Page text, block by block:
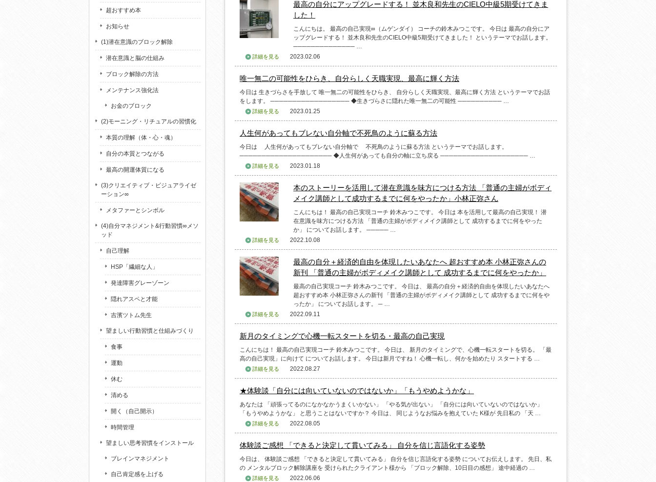
最高の自分にアップグレードする！ 並木良和先生のCIELO中級5期受けてきま
した！
こんにちは。 最高の自己実現∞（ムゲンダイ） コーチの鈴木みつこです。 今日は 最高の自分にア
ップグレードする！ 並木良和先生のCIELO中級5期受けてきました！ というテーマでお話します。
────────────── …
詳細を見る 2023.02.06
唯一無二の可能性をひらき、自分らしく天職実現、最高に輝く方法
今日は 生きづらさを手放して 唯一無二の可能性をひらき、 自分らしく天職実現、最高に輝く方法 というテーマでお話
をします。 ────────────────── ◆生きづらさに隠れた唯一無二の可能性 ────────── …
詳細を見る 2023.01.25
人生何があってもブレない自分軸で不死鳥のように蘇る方法
今日は 人生何があってもブレない自分軸で 不死鳥のように蘇る方法 というテーマでお話します。
───────────────────── ◆人生何があっても自分の軸に立ち戻る ──────────────────── …
詳細を見る 2023.01.18
本のストーリーを活用して潜在意識を味方につける方法 「普通の主婦がボディ
メイク講師として成功するまでに何をやったか」小林正弥さん
こんにちは！ 最高の自己実現コーチ 鈴木みつこです。 今日は 本を活用して最高の自己実現！ 潜
在意識を味方につける方法 「普通の主婦がボディメイク講師として 成功するまでに何をやった
か」 についてお話します。 ───── …
詳細を見る 2022.10.08
最高の自分＋経済的自由を体現したいあなたへ 超おすすめ本 小林正弥さんの
新刊 「普通の主婦がボディメイク講師として 成功するまでに何をやったか」
最高の自己実現コーチ 鈴木みつこです。 今日は、 最高の自分＋経済的自由を体現したいあなたへ
超おすすめ本 小林正弥さんの新刊 「普通の主婦がボディメイク講師として 成功するまでに何をや
ったか」 についてお話します。 ─ …
詳細を見る 2022.09.11
新月のタイミングで心機一転スタートを切る・最高の自己実現
こんにちは！ 最高の自己実現コーチ 鈴木みつこです。 今日は、 新月のタイミングで、心機一転スタートを切る。 「最
高の自己実現」に向けて についてお話します。 今日は新月ですね！ 心機一転し、何かを始めたり スタートする …
詳細を見る 2022.08.27
★体験談「自分には向いていないのではないか」「もうやめようかな」
あなたは 「頑張ってるのになかなかうまくいかない」 「やる気が出ない」 「自分には向いていないのではないか」
「もうやめようかな」 と思うことはないですか？ 今日は、 同じようなお悩みを抱えていた K様が 先日私の 「天 …
詳細を見る 2022.08.05
体験談ご感想 「できると決定して貫いてみる」 自分を信じ言語化する姿勢
今日は、 体験談ご感想 「できると決定して貫いてみる」 自分を信じ言語化する姿勢 についてお伝えします。 先日、私
の メンタルブロック解除講座を 受けられたクライアント様から 「ブロック解除、10日目の感想」 途中経過の …
詳細を見る 2022.06.06
超おすすめ本
お知らせ
(1)潜在意識のブロック解除
潜在意識と脳の仕組み
ブロック解除の方法
メンテナンス強化法
お金のブロック
(2)モーニング・リチュアルの習慣化
本質の理解（体・心・魂）
自分の本質とつながる
最高の開運体質になる
(3)クリエイティブ・ビジュアライゼ
ーション∞
メタファーとシンボル
(4)自分マネジメント&行動習慣∞メソ
ッド
自己理解
HSP「繊細な人」
発達障害グレーゾーン
隠れアスペと才能
吉濱ツトム先生
望ましい行動習慣と仕組みづくり
食事
運動
休む
清める
開く（自己開示）
時間管理
望ましい思考習慣をインストール
ブレインマネジメント
自己肯定感を上げる